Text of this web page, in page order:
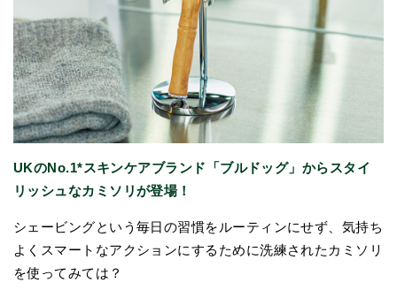
UKのNo.1*スキンケアブランド「ブルドッグ」からスタイ
リッシュなカミソリが登場！
シェービングという毎日の習慣をルーティンにせず、気持ち
よくスマートなアクションにするために洗練されたカミソリ
を使ってみては？